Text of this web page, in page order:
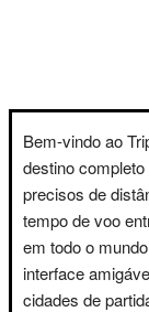
Bem-vindo ao
destino
precisos de
tempo de voo
em todo o
interface
cidades de